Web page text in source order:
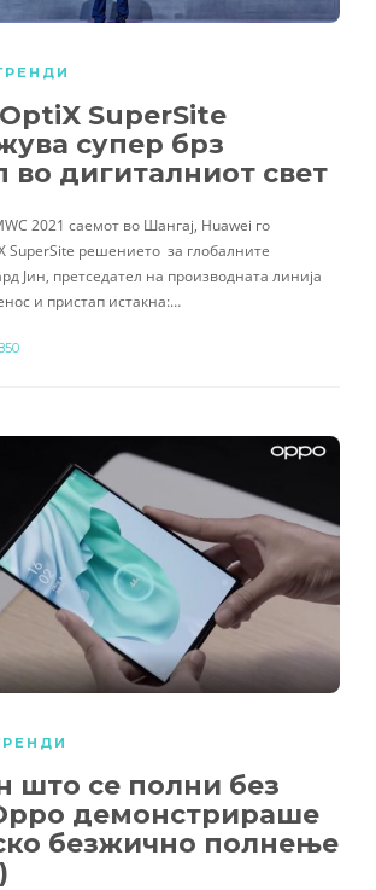
SuperSite
супер брз
во дигиталниот свет
2021 саемот во Шангај, Huawei го
SuperSite решението за глобалните
Јин, претседател на производната линија
и пристап истакна:…
што се полни без
демонстрираше
безжично полнење